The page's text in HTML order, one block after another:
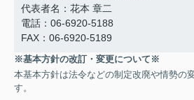
代表者名：花本 章二
電話：06-6920-5188
FAX：06-6920-5189
※基本方針の改訂・変更について※
本基本方針は法令などの制定改廃や情勢の
す。